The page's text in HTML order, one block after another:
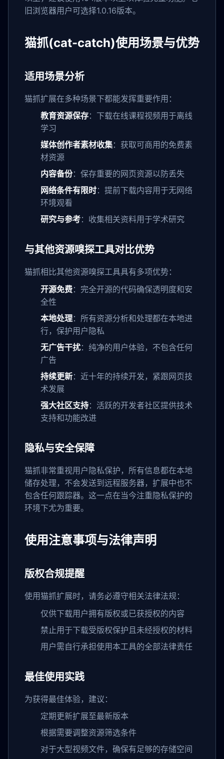
旧浏览器用户可选择1.0.16版本。
猫抓(cat-catch)使用场景与优势
适用场景分析
猫抓扩展在多种场景下都能发挥重要作用：
教育资源保存：下载在线课程视频用于离线
学习
媒体创作者素材收集：获取可商用的免费素
材资源
内容备份：保存重要的网页资源以防丢失
网络条件有限时：提前下载内容用于无网络
环境观看
研究与参考：收集相关资料用于学术研究
与其他资源嗅探工具对比优势
猫抓相比其他资源嗅探工具具有多项优势：
开源免费：完全开源的代码确保透明度和安
全性
本地处理：所有资源分析和处理都在本地进
行，保护用户隐私
无广告干扰：纯净的用户体验，不包含任何
广告
持续更新：近十年的持续开发，紧跟网页技
术发展
强大社区支持：活跃的开发者社区提供技术
支持和功能改进
隐私与安全保障
猫抓非常重视用户隐私保护，所有信息都在本地
储存处理，不会发送到远程服务器，扩展中也不
包含任何跟踪器。这一点在当今注重隐私保护的
环境下尤为重要。
使用注意事项与法律声明
版权合规提醒
使用猫抓扩展时，请务必遵守相关法律法规：
仅供下载用户拥有版权或已获授权的内容
禁止用于下载受版权保护且未经授权的材料
用户需自行承担使用本工具的全部法律责任
最佳使用实践
为获得最佳体验，建议：
定期更新扩展至最新版本
根据需要调整资源筛选条件
对于大型视频文件，确保有足够的存储空间